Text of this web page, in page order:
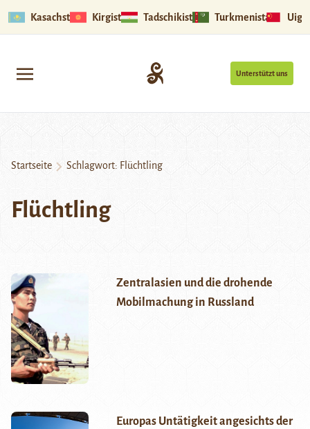
Kasachstan Kirgistan Tadschikistan Turkmenistan
Unterstützt uns
Startseite Schlagwort: Flüchtling
Flüchtling
Zentralasien und die drohende
Mobilmachung in Russland
Europas Untätigkeit angesichts der